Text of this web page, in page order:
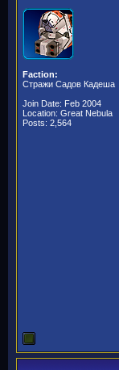
Faction:
Стражи Садов Кадеша
Join Date: Feb 2004
Location: Great Nebula
Posts: 2,564